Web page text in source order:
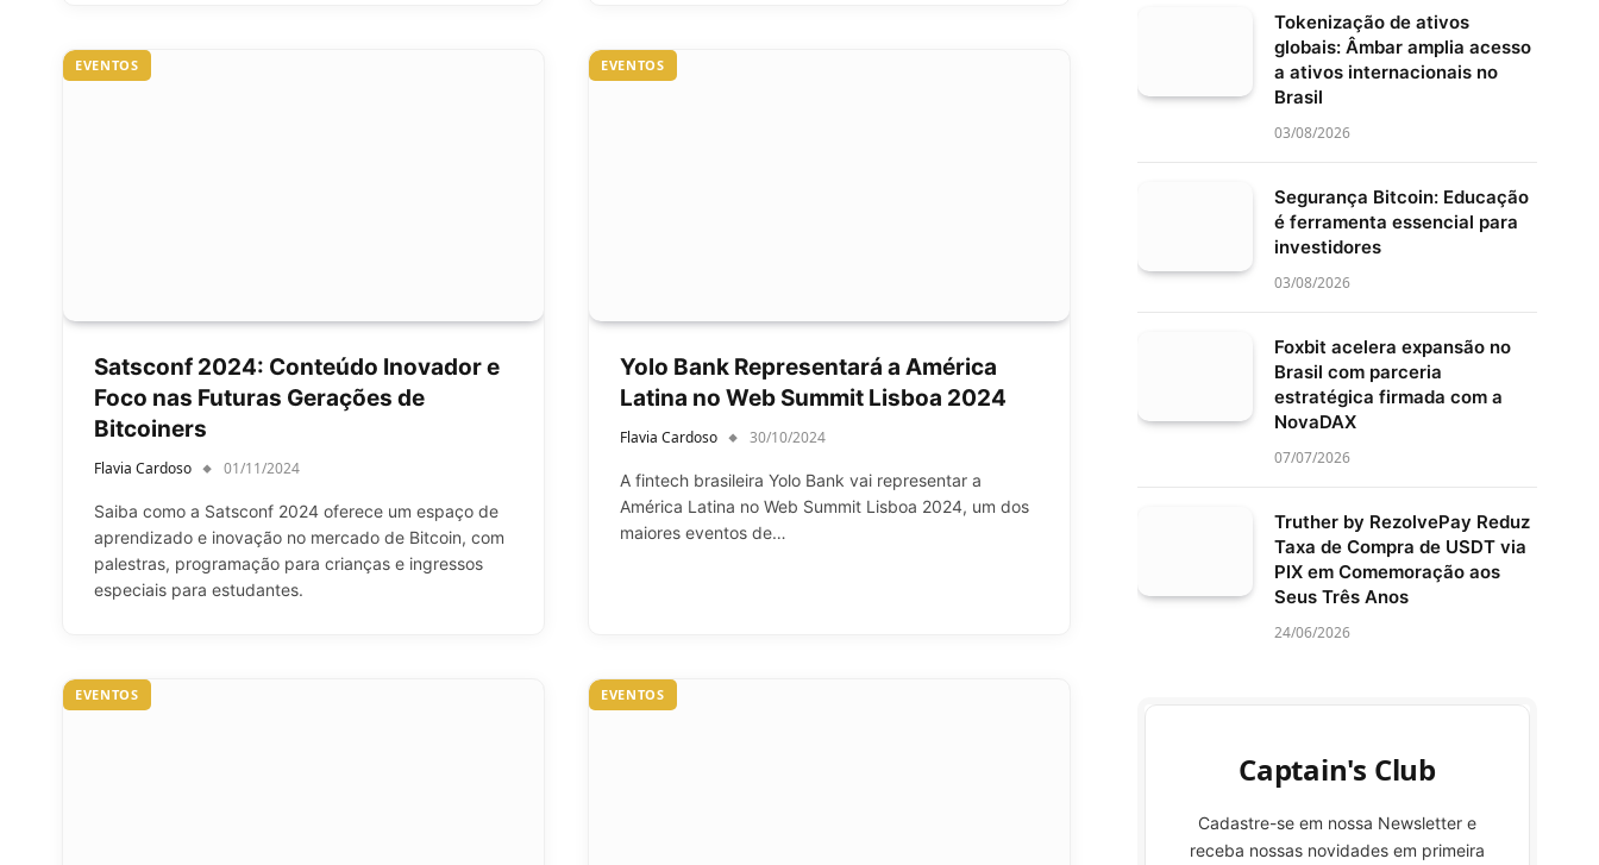
EVENTOS
Satsconf 2024: Conteúdo Inovador e
Foco nas Futuras Gerações de
Bitcoiners
Flavia Cardoso 01/11/2024
Saiba como a Satsconf 2024 oferece um espaço de
aprendizado e inovação no mercado de Bitcoin, com
palestras, programação para crianças e ingressos
especiais para estudantes.
EVENTOS
Yolo Bank Representará a América
Latina no Web Summit Lisboa 2024
Flavia Cardoso 30/10/2024
A fintech brasileira Yolo Bank vai representar a
América Latina no Web Summit Lisboa 2024, um dos
maiores eventos de…
EVENTOS EVENTOS
Tokenização de ativos
globais: Âmbar amplia acesso
a ativos internacionais no
Brasil
03/08/2026
Segurança Bitcoin: Educação
é ferramenta essencial para
investidores
03/08/2026
Foxbit acelera expansão no
Brasil com parceria
estratégica firmada com a
NovaDAX
07/07/2026
Truther by RezolvePay Reduz
Taxa de Compra de USDT via
PIX em Comemoração aos
Seus Três Anos
24/06/2026
Captain's Club
Cadastre-se em nossa Newsletter e
receba nossas novidades em primeira